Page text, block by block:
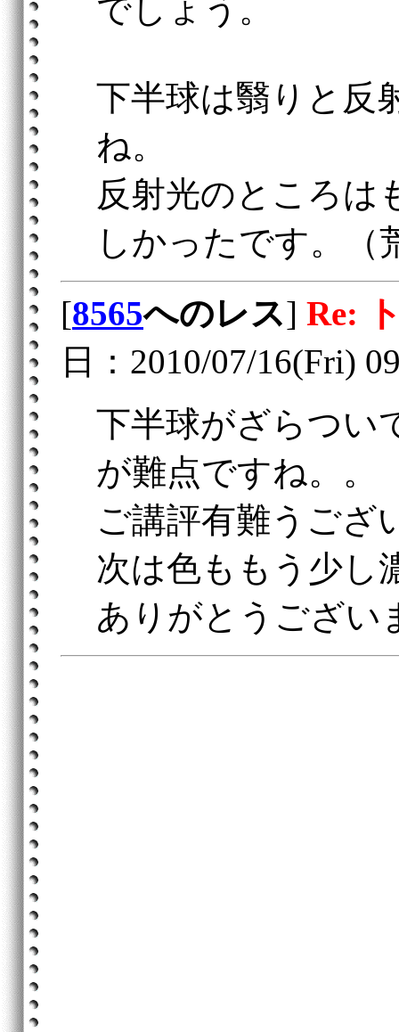
でしょう。
下半球は翳りと反
ね。
反射光のところは
しかったです。（
[8565へのレス] Re:
日：2010/07/16(Fri)
下半球がざらつい
が難点ですね。。
ご講評有難うござ
次は色ももう少し
ありがとうござい